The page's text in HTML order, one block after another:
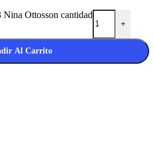
Ottosson cantidad
+
Al Carrito